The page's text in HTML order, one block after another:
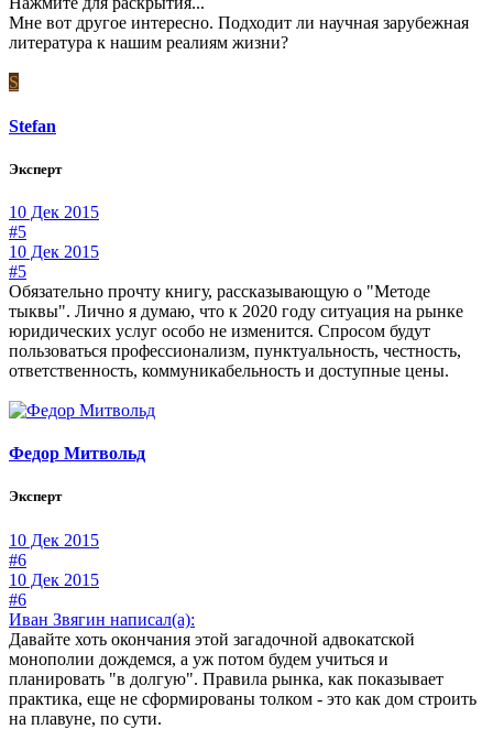
Мне вот другое интересно. Подходит ли научная зарубежная
литература к нашим реалиям жизни?
S
Stefan
Эксперт
10 Дек 2015
#5
10 Дек 2015
#5
Обязательно прочту книгу, рассказывающую о "Методе
тыквы". Лично я думаю, что к 2020 году ситуация на рынке
юридических услуг особо не изменится. Спросом будут
пользоваться профессионализм, пунктуальность, честность,
ответственность, коммуникабельность и доступные цены.
Федор Митвольд
Эксперт
10 Дек 2015
#6
10 Дек 2015
#6
Иван Звягин написал(а):
Давайте хоть окончания этой загадочной адвокатской
монополии дождемся, а уж потом будем учиться и
планировать "в долгую". Правила рынка, как показывает
практика, еще не сформированы толком - это как дом строить
на плавуне, по сути.